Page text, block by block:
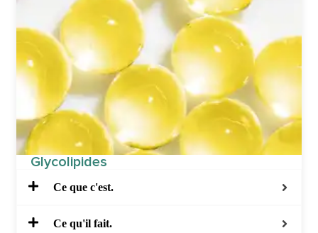
Glycolipides
Ce que c'est.
Ce qu'il fait.